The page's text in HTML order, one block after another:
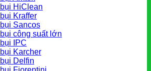
HiClean
Kraffer
Sancos
công suất lớn
IPC
Karcher
Delfin